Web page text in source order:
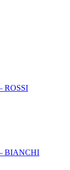
ROSSI
BIANCHI